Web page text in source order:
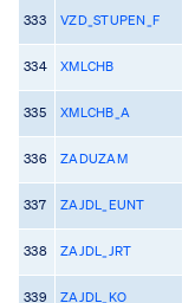
333 VZD_STUPEN_F
334 XMLCHB
335 XMLCHB_A
336 ZADUZAM
337 ZAJDL_EUNT
338 ZAJDL_JRT
339 ZAJDL_KO